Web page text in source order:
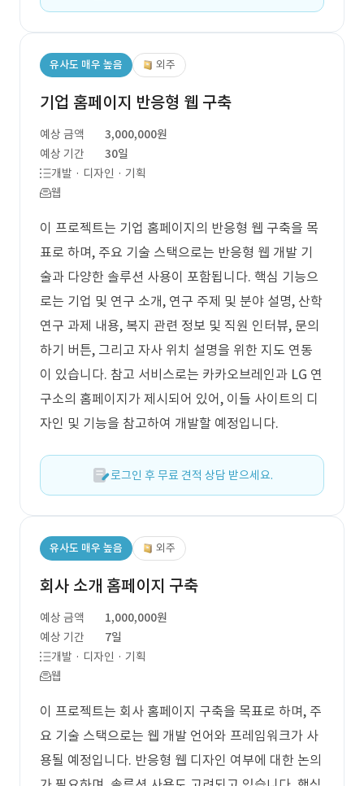
유사도 매우 높음 외주
기업 홈페이지 반응형 웹 구축
예상 금액
3,000,000원
예상 기간
30일
개발 · 디자인 · 기획
웹
이 프로젝트는 기업 홈페이지의 반응형 웹 구축을 목
표로 하며, 주요 기술 스택으로는 반응형 웹 개발 기
술과 다양한 솔루션 사용이 포함됩니다. 핵심 기능으
로는 기업 및 연구 소개, 연구 주제 및 분야 설명, 산학
연구 과제 내용, 복지 관련 정보 및 직원 인터뷰, 문의
하기 버튼, 그리고 자사 위치 설명을 위한 지도 연동
이 있습니다. 참고 서비스로는 카카오브레인과 LG 연
구소의 홈페이지가 제시되어 있어, 이들 사이트의 디
자인 및 기능을 참고하여 개발할 예정입니다.
로그인 후 무료 견적 상담 받으세요.
유사도 매우 높음 외주
회사 소개 홈페이지 구축
예상 금액
1,000,000원
예상 기간
7일
개발 · 디자인 · 기획
웹
이 프로젝트는 회사 홈페이지 구축을 목표로 하며, 주
요 기술 스택으로는 웹 개발 언어와 프레임워크가 사
용될 예정입니다. 반응형 웹 디자인 여부에 대한 논의